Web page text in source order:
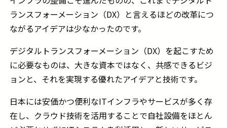
ランスフォーメーション（DX）と言えるほどの改革につ
ながるアイデアは少なかったのです。
デジタルトランスフォーメーション（DX）を起こすため
に必要なものは、大きな資本ではなく、共感できるビジ
ョンと、それを実現する優れたアイデアと技術です。
日本には安価かつ便利なITインフラやサービスが多く存
在し、クラウド技術を活用することで自社設備をほとん